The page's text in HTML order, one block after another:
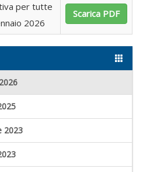
per tutte
2026
Scarica PDF
2023